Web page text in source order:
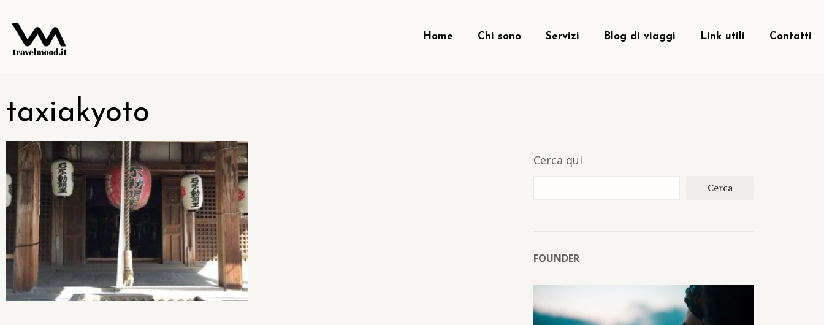
Home Chi sono Servizi Blog di viaggi Link utili Contatti
taxiakyoto
Cerca qui
Cerca
FOUNDER